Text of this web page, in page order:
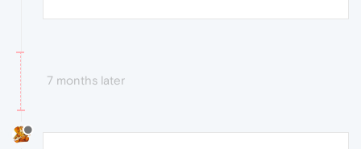
7 months later